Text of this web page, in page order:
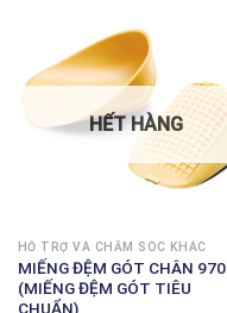
HẾT HÀNG
HỖ TRỢ VÀ CHĂM SÓC KHÁC
MIẾNG ĐỆM GÓT CHÂN 970
(MIẾNG ĐỆM GÓT TIÊU
CHUẨN)